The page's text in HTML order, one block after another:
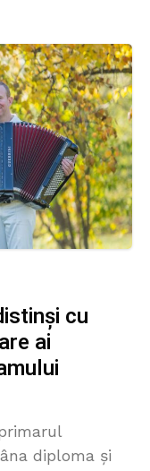
cu
ai
diploma și